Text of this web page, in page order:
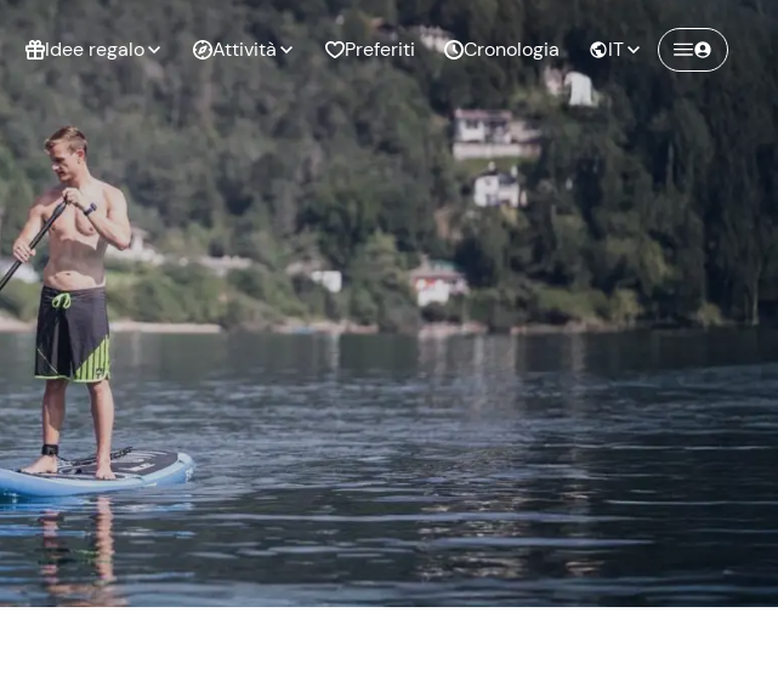
Idee regalo
Esperienze da
regalare
Esperienze di
coppia
Compleanno
Laurea
Addio al
celibato
Addio al
nubilato
Attività Preferiti Cronologia IT
Crea un account Freedome
Unisciti a una community di avventurieri
come te e colleziona ricordi indimenticabili!
Continua con l'email